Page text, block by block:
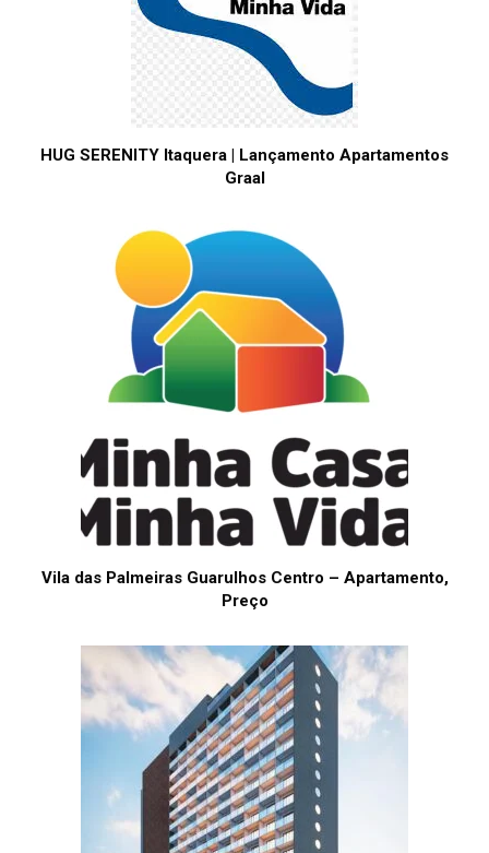
HUG SERENITY Itaquera | Lançamento Apartamentos
Graal
Vila das Palmeiras Guarulhos Centro – Apartamento,
Preço